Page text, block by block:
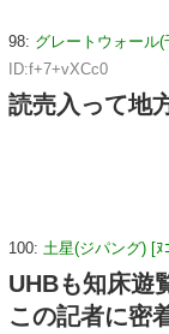
98: グレートウォール(
ID:f+7+vXCc0
読売入って地
100: 土星(ジパング) [ﾇ
UHBも知床遊
この記者に密